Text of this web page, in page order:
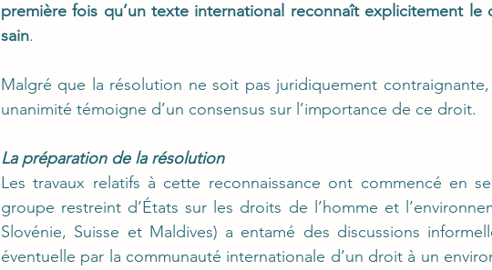
première fois qu’un texte international reconnaît explicitement le
sain.
Malgré que la résolution ne soit pas juridiquement
unanimité témoigne d’un consensus sur l’importance de ce droit.
La préparation de la résolution
Les travaux relatifs à cette reconnaissance ont commencé en
groupe restreint d’États sur les droits de l’homme et
Slovénie, Suisse et Maldives) a entamé des discussions
éventuelle par la communauté internationale d’un droit à un